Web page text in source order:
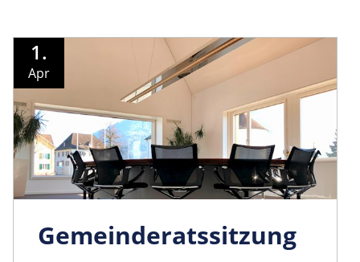
1.
Apr
Gemeinder­atssitzung